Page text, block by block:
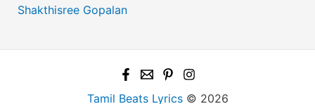
Shakthisree Gopalan
Tamil Beats Lyrics© 2026